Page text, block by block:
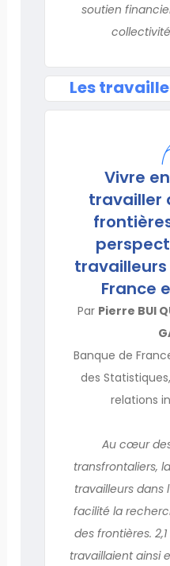
soutien
Les
Vivre
travailler
France
Par Pierre BUI
Banque de
des
relations
Au cœur
transfrontaliers,
travailleurs dans
facilité la
des frontières.
travaillaient ainsi